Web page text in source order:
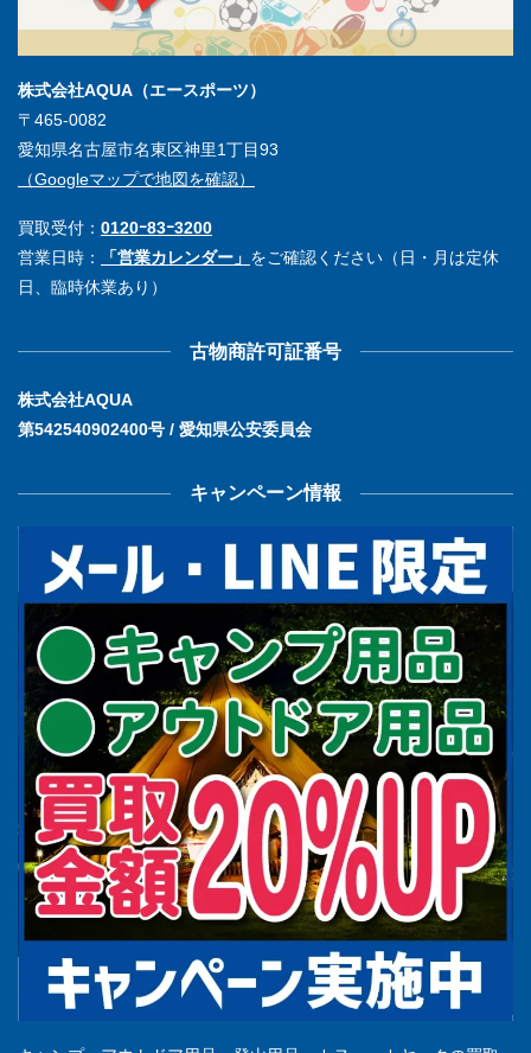
株式会社AQUA（エースポーツ）
〒465-0082
愛知県名古屋市名東区神里1丁目93
（Googleマップで地図を確認）
買取受付： 0120ｰ83ｰ3200
営業日時：
「営業カレンダー」 をご確認ください（日・月は定休
日、臨時休業あり）
古物商許可証番号
株式会社AQUA
第542540902400号 / 愛知県公安委員会
キャンペーン情報